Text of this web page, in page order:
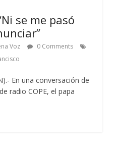
se me pasó
Voz
0 Comments
En una conversación de
radio COPE, el papa